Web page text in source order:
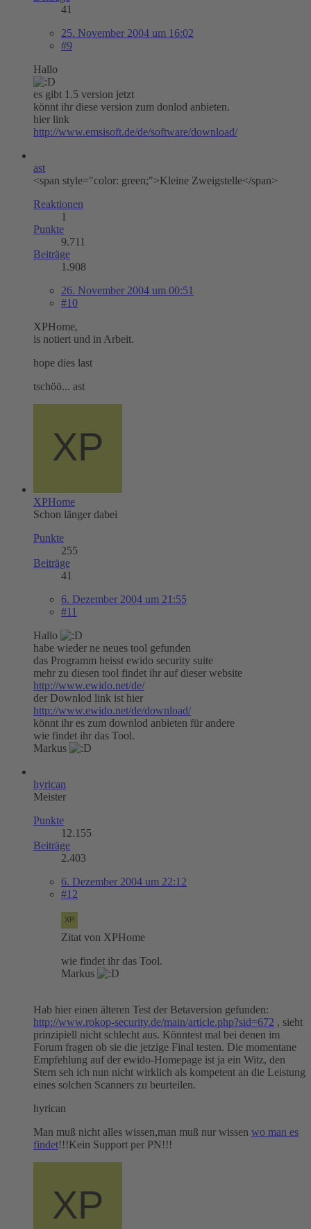
41
25. November 2004 um 16:02
#9
Hallo
es gibt 1.5 version jetzt
könnt ihr diese version zum donlod anbieten.
hier link
http://www.emsisoft.de/de/software/download/
ast
<span style="color: green;">Kleine Zweigstelle</span>
Reaktionen
1
Punkte
9.711
Beiträge
1.908
26. November 2004 um 00:51
#10
XPHome,
is notiert und in Arbeit.
hope dies last
tschöö... ast
XPHome
Schon länger dabei
Punkte
255
Beiträge
41
6. Dezember 2004 um 21:55
#11
Hallo
habe wieder ne neues tool gefunden
das Programm heisst ewido security suite
mehr zu diesen tool findet ihr auf dieser website
http://www.ewido.net/de/
der Downlod link ist hier
http://www.ewido.net/de/download/
könnt ihr es zum downlod anbieten für andere
wie findet ihr das Tool.
Markus
hyrican
Meister
Punkte
12.155
Beiträge
2.403
6. Dezember 2004 um 22:12
#12
Zitat von XPHome
wie findet ihr das Tool.
Markus
Hab hier einen älteren Test der Betaversion gefunden:
http://www.rokop-security.de/main/article.php?sid=672 , sieht
prinzipiell nicht schlecht aus. Könntest mal bei denen im
Forum fragen ob sie die jetzige Final testen. Die momentane
Empfehlung auf der ewido-Homepage ist ja ein Witz, den
Stern seh ich nun nicht wirklich als kompetent an die Leistung
eines solchen Scanners zu beurteilen.
hyrican
Man muß nicht alles wissen,man muß nur wissen wo man es
findet!!!Kein Support per PN!!!